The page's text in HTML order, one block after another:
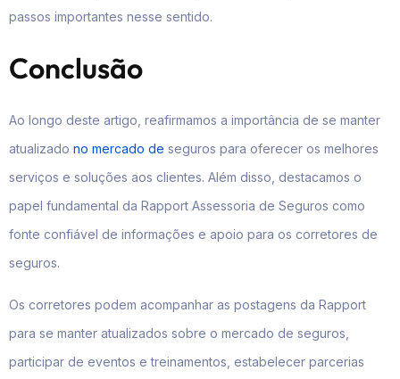
passos importantes nesse sentido.
Conclusão
Ao longo deste artigo, reafirmamos a importância de se manter
atualizado no mercado de seguros para oferecer os melhores
serviços e soluções aos clientes. Além disso, destacamos o
papel fundamental da Rapport Assessoria de Seguros como
fonte confiável de informações e apoio para os corretores de
seguros.
Os corretores podem acompanhar as postagens da Rapport
para se manter atualizados sobre o mercado de seguros,
participar de eventos e treinamentos, estabelecer parcerias